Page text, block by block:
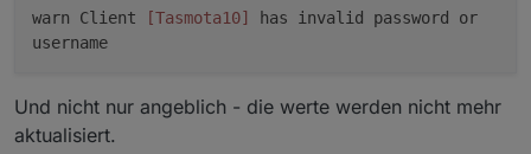
warn Client [Tasmota10]
has invalid password or
username
Und nicht nur angeblich - die werte werden nicht mehr
aktualisiert.